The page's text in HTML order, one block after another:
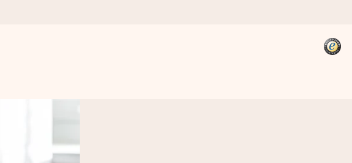
überreichen kannst, wenn es am meisten